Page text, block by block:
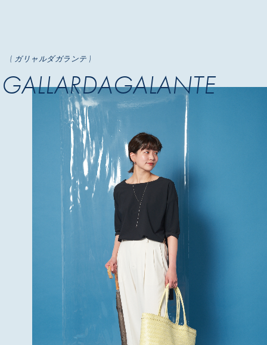
GALLARDAGALANTE
( ガリャルダガランテ )